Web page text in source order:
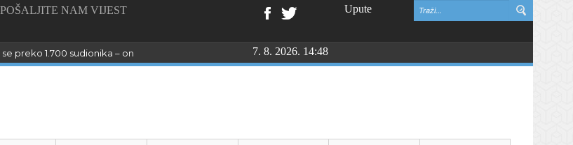
POŠALJITE NAM VIJEST
Upute
preko 1.700 sudionika – online prijave do 26. kolovoza7. 8. 2026. 14:48